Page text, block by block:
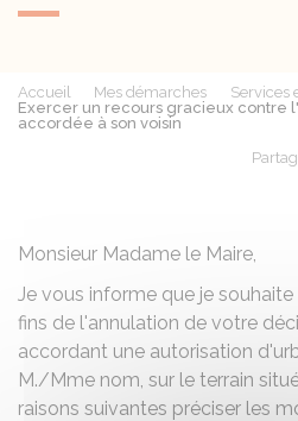
Accueil Mes démarches
Services
Exercer un recours gracieux contre
accordée à son voisin
Monsieur Madame le Maire,
Je vous informe que je
fins de l'annulation de votre
accordant une autorisation
M./Mme nom, sur le terrain
raisons suivantes préciser les